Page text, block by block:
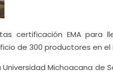
certificación EMA
de 300 productores en el
Michoacana de